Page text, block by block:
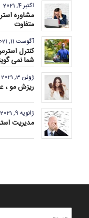
اکتبر 4, 2021
مشاوره
متفاوت
آگوست 11, 2021
کنترل
شما نمی
ژوئن 3, 2021
ریزش مو ،
ژانویه 9, 2021
مدیریت